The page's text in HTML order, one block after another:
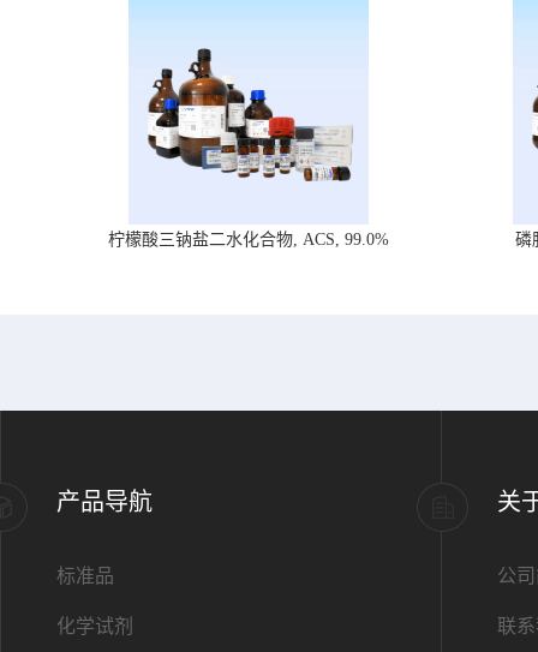
柠檬酸三钠盐二水化合物, ACS, 99.0% 磷
产品导航
标准品
化学试剂
关
公
联